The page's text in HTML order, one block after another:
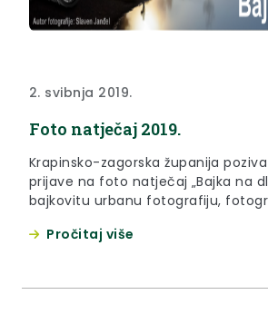
2. svibnja 2019.
Foto natječaj 2019.
Krapinsko-zagorska županija
prijave na foto natječaj „Bajka na
bajkovitu urbanu fotografiju,
i prirodne baštine s područja
Pročitaj više